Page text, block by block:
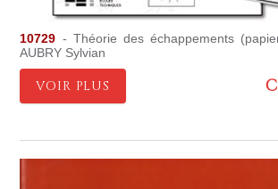
10729 - Théorie des échappements
AUBRY Sylvian
VOIR PLUS